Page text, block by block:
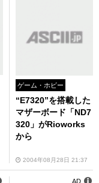
ゲーム・ホビー
“E7320”を搭載した
マザーボード「ND7
320」がRioworks
から
2004年08月28日 21:37
AD